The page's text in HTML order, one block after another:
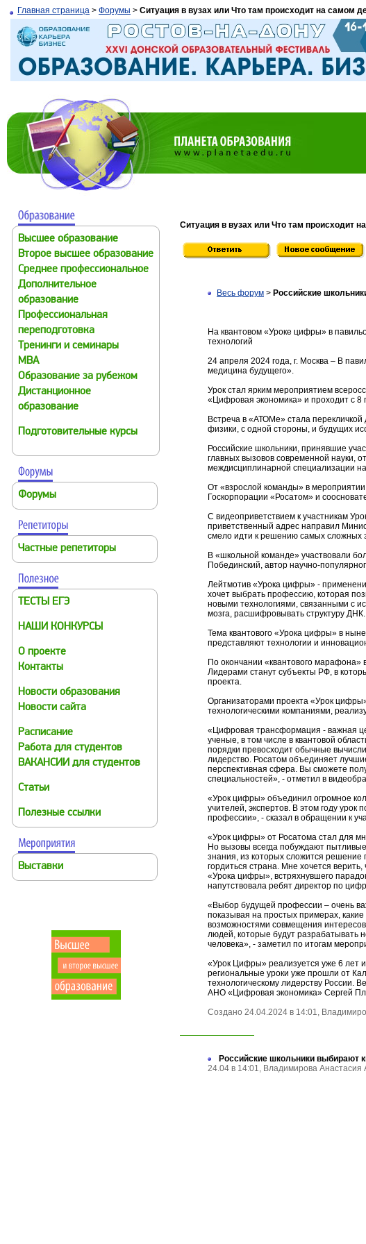
Главная страница > Форумы > Ситуация в вузах или Что там происходит на самом
Высшее образование
Второе высшее образование
Среднее профессиональное
Дополнительное
образование
Профессиональная
переподготовка
Тренинги и семинары
MBA
Образование за рубежом
Дистанционное
образование
Подготовительные курсы
Форумы
Частные репетиторы
ТЕСТЫ ЕГЭ
НАШИ КОНКУРСЫ
О проекте
Контакты
Новости образования
Новости сайта
Расписание
Работа для студентов
ВАКАНСИИ для студентов
Статьи
Полезные ссылки
Выставки
Ситуация в вузах или Что там происходит
Весь форум > Российские
На квантовом «Уроке цифры» в
технологий
24 апреля 2024 года, г. Москва – В
медицина будущего».
Урок стал ярким мероприятием
«Цифровая экономика» и проходит с 8
Встреча в «АТОМе» стала
физики, с одной стороны, и будущих
Российские школьники, принявшие
главных вызовов современной науки,
междисциплинарной специализации
От «взрослой команды» в
Госкорпорации «Росатом» и
С видеоприветствием к участникам
приветственный адрес направил
смело идти к решению самых сложных
В «школьной команде» участвовали
Побединский, автор научно-
Лейтмотив «Урока цифры» -
хочет выбрать профессию, которая
новыми технологиями, связанными с
мозга, расшифровывать структуру ДНК.
Тема квантового «Урока цифры» в
представляют технологии и
По окончании «квантового марафона»
Лидерами станут субъекты РФ, в
проекта.
Организаторами проекта «Урок
технологическими компаниями,
«Цифровая трансформация - важная
ученые, в том числе в квантовой
порядки превосходит обычные
лидерство. Росатом объединяет
перспективная сфера. Вы сможете
специальностей», - отметил в
«Урок цифры» объединил огромное
учителей, экспертов. В этом году
профессии», - сказал в обращении к
«Урок цифры» от Росатома стал для
Но вызовы всегда побуждают
знания, из которых сложится решение
гордиться страна. Мне хочется
«Урока цифры», встряхнувшего
напутствовала ребят директор по
«Выбор будущей профессии – очень
показывая на простых примерах,
возможностями совмещения
людей, которые будут разрабатывать
человека», - заметил по итогам
«Урок Цифры» реализуется уже 6 лет
региональные уроки уже прошли от
технологическому лидерству России.
АНО «Цифровая экономика» Сергей
Создано 24.04.2024 в 14:01,
Российские школьники выбирают
24.04 в 14:01, Владимирова Анастасия